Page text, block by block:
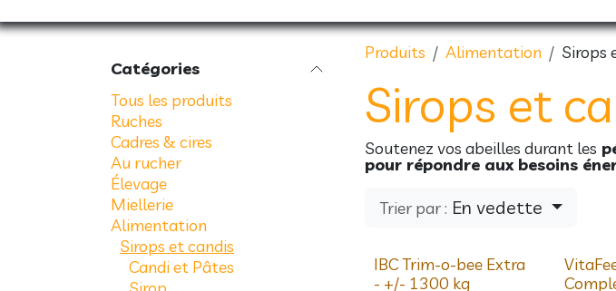
Catégories
Tous les produits
Ruches
Cadres & cires
Au rucher
Élevage
Miellerie
Alimentation
Sirops et candis
Candi et Pâtes
Produits Alimentation Sirops
Sirops et
Soutenez vos abeilles durant les
pour répondre aux besoins
Trier par : En vedette
IBC Trim-o-bee Extra
- +/- 1300 kg